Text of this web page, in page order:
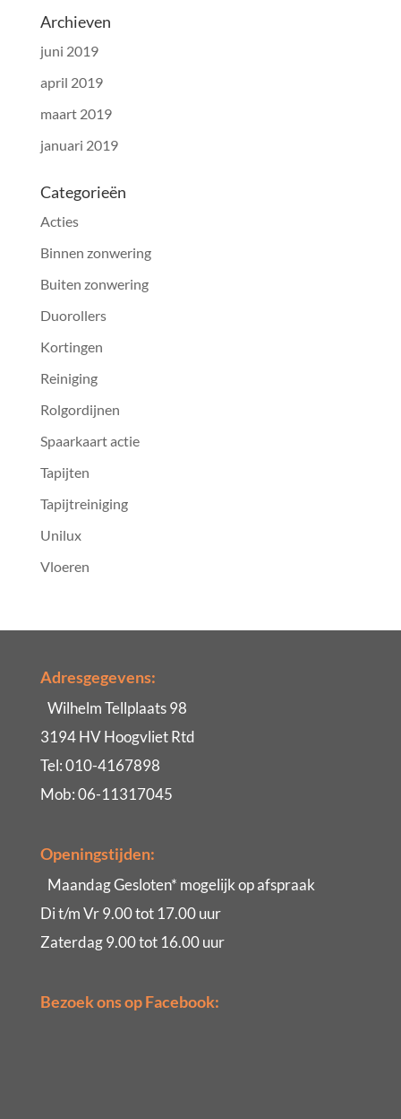
Archieven
juni 2019
april 2019
maart 2019
januari 2019
Categorieën
Acties
Binnen zonwering
Buiten zonwering
Duorollers
Kortingen
Reiniging
Rolgordijnen
Spaarkaart actie
Tapijten
Tapijtreiniging
Unilux
Vloeren
Adresgegevens:
Wilhelm Tellplaats 98
3194 HV Hoogvliet Rtd
Tel: 010-4167898
Mob: 06-11317045
Openingstijden:
Maandag Gesloten* mogelijk op afspraak
Di t/m Vr 9.00 tot 17.00 uur
Zaterdag 9.00 tot 16.00 uur
Bezoek ons op Facebook: